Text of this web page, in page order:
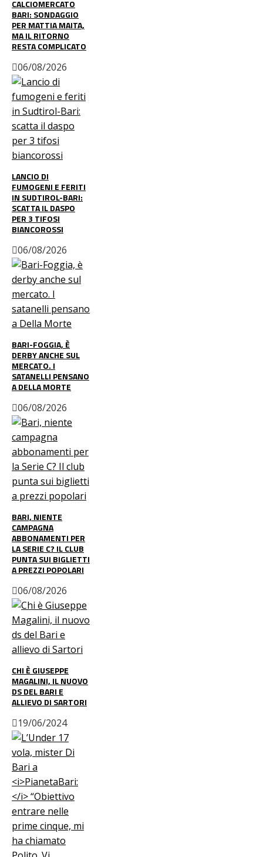
CALCIOMERCATO
BARI: SONDAGGIO
PER MATTIA MAITA,
MA IL RITORNO
RESTA COMPLICATO
06/08/2026
LANCIO DI
FUMOGENI E FERITI
IN SUDTIROL-BARI:
SCATTA IL DASPO
PER 3 TIFOSI
BIANCOROSSI
06/08/2026
BARI-FOGGIA, È
DERBY ANCHE SUL
MERCATO. I
SATANELLI PENSANO
A DELLA MORTE
06/08/2026
BARI, NIENTE
CAMPAGNA
ABBONAMENTI PER
LA SERIE C? IL CLUB
PUNTA SUI BIGLIETTI
A PREZZI POPOLARI
06/08/2026
CHI È GIUSEPPE
MAGALINI, IL NUOVO
DS DEL BARI E
ALLIEVO DI SARTORI
19/06/2024